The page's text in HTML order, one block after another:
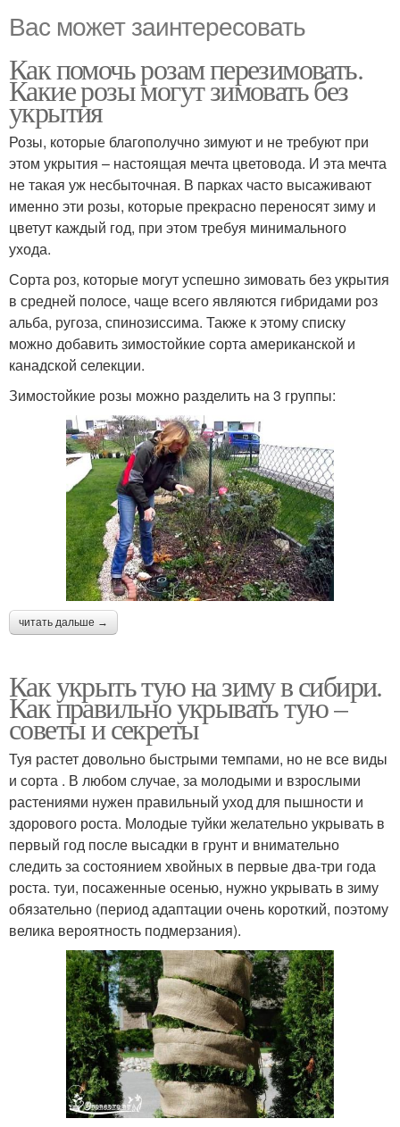
Вас может заинтересовать
Как помочь розам перезимовать.
Какие розы могут зимовать без
укрытия
Розы, которые благополучно зимуют и не требуют при
этом укрытия – настоящая мечта цветовода. И эта мечта
не такая уж несбыточная. В парках часто высаживают
именно эти розы, которые прекрасно переносят зиму и
цветут каждый год, при этом требуя минимального
ухода.
Сорта роз, которые могут успешно зимовать без укрытия
в средней полосе, чаще всего являются гибридами роз
альба, ругоза, спинозиссима. Также к этому списку
можно добавить зимостойкие сорта американской и
канадской селекции.
Зимостойкие розы можно разделить на 3 группы:
читать дальше →
Как укрыть тую на зиму в сибири.
Как правильно укрывать тую –
советы и секреты
Туя растет довольно быстрыми темпами, но не все виды
и сорта . В любом случае, за молодыми и взрослыми
растениями нужен правильный уход для пышности и
здорового роста. Молодые туйки желательно укрывать в
первый год после высадки в грунт и внимательно
следить за состоянием хвойных в первые два-три года
роста. туи, посаженные осенью, нужно укрывать в зиму
обязательно (период адаптации очень короткий, поэтому
велика вероятность подмерзания).